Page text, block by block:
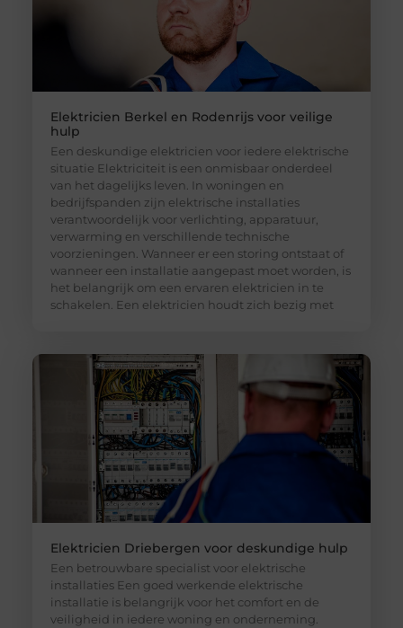
Elektricien Berkel en Rodenrijs voor veilige
hulp
Een deskundige elektricien voor iedere elektrische
situatie Elektriciteit is een onmisbaar onderdeel
van het dagelijks leven. In woningen en
bedrijfspanden zijn elektrische installaties
verantwoordelijk voor verlichting, apparatuur,
verwarming en verschillende technische
voorzieningen. Wanneer er een storing ontstaat of
wanneer een installatie aangepast moet worden, is
het belangrijk om een ervaren elektricien in te
schakelen. Een elektricien houdt zich bezig met
Elektricien Driebergen voor deskundige hulp
Een betrouwbare specialist voor elektrische
installaties Een goed werkende elektrische
installatie is belangrijk voor het comfort en de
veiligheid in iedere woning en onderneming.